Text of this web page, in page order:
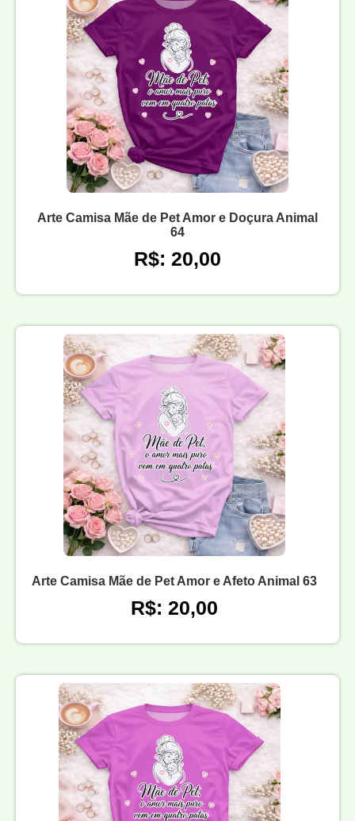
Arte Camisa Mãe de Pet Amor e Doçura Animal
64
R$: 20,00
Arte Camisa Mãe de Pet Amor e Afeto Animal 63
R$: 20,00